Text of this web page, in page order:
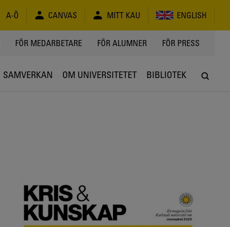
A-Ö CANVAS MITT KAU ENGLISH
FÖR MEDARBETARE FÖR ALUMNER FÖR PRESS
SAMVERKAN OM UNIVERSITETET BIBLIOTEK